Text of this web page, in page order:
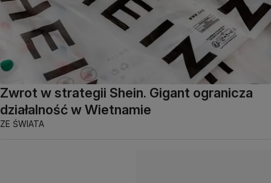
Zwrot w strategii Shein. Gigant ogranicza
działalność w Wietnamie
ZE ŚWIATA